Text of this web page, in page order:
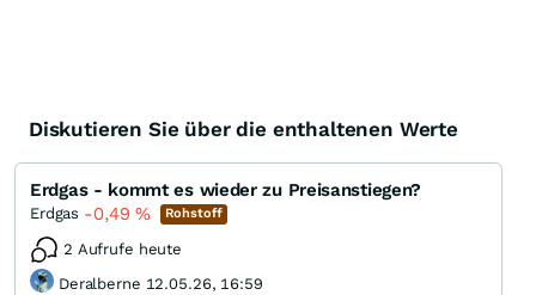
Diskutieren Sie über die enthaltenen Werte
Erdgas - kommt es wieder zu Preisanstiegen?
Erdgas -0,49% Rohstoff
2 Aufrufe heute
Deralberne 12.05.26, 16:59